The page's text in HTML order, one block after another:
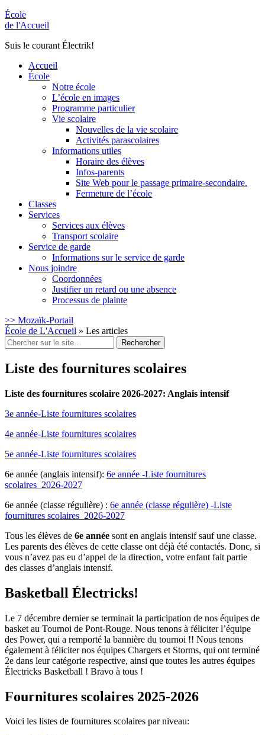
École
de l'Accueil
Suis le courant Électrik!
Accueil
École
Notre école
L’école en images
Programme particulier
Vie scolaire
Nouvelles de la vie scolaire
Activités parascolaires
Informations utiles
Horaire des élèves
Infos-parents
Site Web pour le passage primaire-secondaire.
Fermeture de l’école
Classes
Services
Services aux élèves
Transport scolaire
Service de garde
Informations sur le service de garde
Nous joindre
Coordonnées
Justifier un retard ou une absence
Processus de plainte
>> Mozaïk-Portail
École de L'Accueil » Les articles
Rechercher
:
Liste des fournitures scolaires
Liste des fournitures scolaire 2026-2027: Anglais intensif
3e année-Liste fournitures scolaires
4e année-Liste fournitures scolaires
5e année-Liste fournitures scolaires
6e année (anglais intensif): 6e année -Liste fournitures
scolaires_2026-2027
6e année (classe régulière) : 6e année (classe régulière) -Liste
fournitures scolaires_2026-2027
Tous les élèves de 6e année sont en anglais intensif sauf une classe.
Les parents des élèves de cette classe ont déjà été contactés. Donc, si
vous n’avez pas eu d’appel de la direction, votre enfant fait partie
des classes d’anglais intensif.
Basketball Électricks!
Le 7 décembre dernier se terminait la participation de nos équipes de
basket au Tournoi de Pont-Rouge. Nous tenons à féliciter l’équipe
des Power, qui a remporté la bannière du tournoi !! Nous tenons
également à féliciter nos équipes Chargers et Storms, qui ont terminé
2e dans leur catégorie respective, ainsi que toutes les autres équipes
Électricks Basketball ! Bravo à tous !
Fournitures scolaires 2025-2026
Voici les listes de fournitures scolaires par niveau: